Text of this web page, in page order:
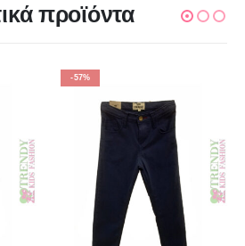
προϊόντα
-57%